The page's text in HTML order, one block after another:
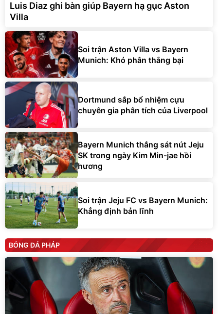
Luis Diaz ghi bàn giúp Bayern hạ gục Aston
Villa
Soi trận Aston Villa vs Bayern
Munich: Khó phân thắng bại
Dortmund sắp bổ nhiệm cựu
chuyên gia phân tích của Liverpool
Bayern Munich thắng sát nút Jeju
SK trong ngày Kim Min-jae hồi
hương
Soi trận Jeju FC vs Bayern Munich:
Khẳng định bản lĩnh
BÓNG ĐÁ PHÁP